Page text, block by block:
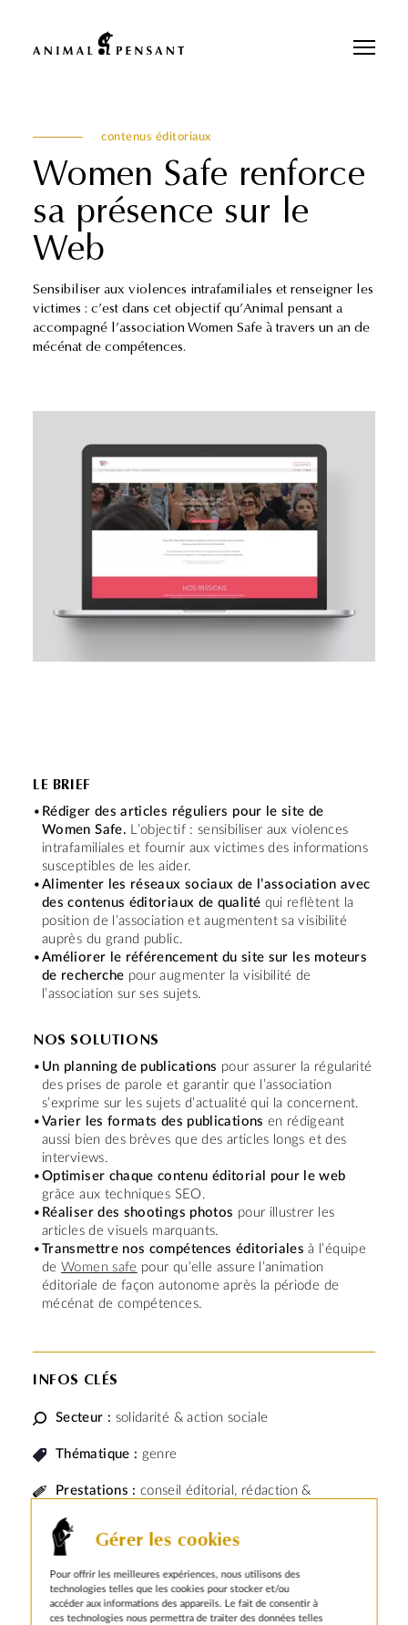
Gérer les cookies
Pour offrir les meilleures expériences, nous utilisons des
technologies telles que les cookies pour stocker et/ou
accéder aux informations des appareils. Le fait de consentir à
ces technologies nous permettra de traiter des données telles
contenus éditoriaux
Women Safe renforce
sa présence sur le
Web
Sensibiliser aux violences intrafamiliales et renseigner les
victimes : c’est dans cet objectif qu’Animal pensant a
accompagné l’association Women Safe à travers un an de
mécénat de compétences.
LE BRIEF
Rédiger des articles réguliers pour le site de
Women Safe. L’objectif : sensibiliser aux violences
intrafamiliales et fournir aux victimes des informations
susceptibles de les aider.
Alimenter les réseaux sociaux de l’association avec
des contenus éditoriaux de qualité qui reflètent la
position de l’association et augmentent sa visibilité
auprès du grand public.
Améliorer le référencement du site sur les moteurs
de recherche pour augmenter la visibilité de
l’association sur ses sujets.
NOS SOLUTIONS
Un planning de publications pour assurer la régularité
des prises de parole et garantir que l’association
s’exprime sur les sujets d’actualité qui la concernent.
Varier les formats des publications en rédigeant
aussi bien des brèves que des articles longs et des
interviews.
Optimiser chaque contenu éditorial pour le web
grâce aux techniques SEO.
Réaliser des shootings photos pour illustrer les
articles de visuels marquants.
Transmettre nos compétences éditoriales à l’équipe
deWomen safe pour qu’elle assure l’animation
éditoriale de façon autonome après la période de
mécénat de compétences.
INFOS CLÉS
Secteur : solidarité & action sociale
Thématique : genre
Prestations : conseil éditorial, rédaction &
Women Safeest la première association en France à
pluridisciplinaire des victimes de genre, et plus
généralement des femmes et des enfants témoins
ou victimes de violences.